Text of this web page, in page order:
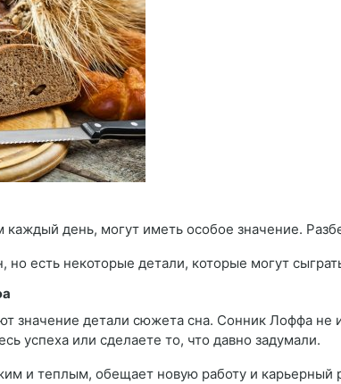
день, могут иметь особое значение.
но есть некоторые детали, которые могут
значение детали сюжета сна. Сонник Лоффа не
успеха или сделаете то, что давно задумали.
и теплым, обещает новую работу и